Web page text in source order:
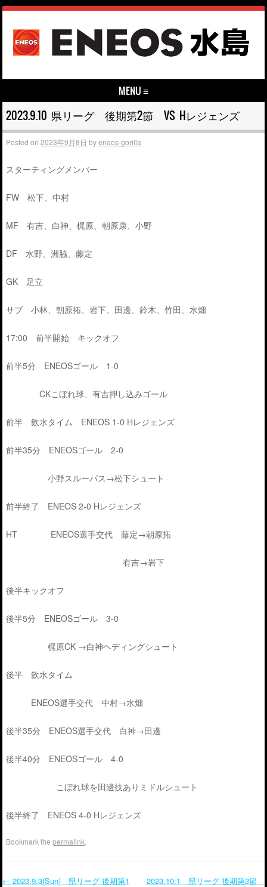
MENU ≡
Skip to content
2023.9.10 県リーグ 後期第2節 VS Hレジェンズ
Posted on2023年9月8日 byeneos-gorilla
スターティングメンバー
FW 松下、中村
MF 有吉、白神、梶原、朝原康、小野
DF 水野、洲脇、藤定
GK 足立
サブ 小林、朝原拓、岩下、田邊、鈴木、竹田、水畑
17:00 前半開始 キックオフ
前半5分 ENEOSゴール 1-0
CKこぼれ球、有吉押し込みゴール
前半 飲水タイム ENEOS 1-0 Hレジェンズ
前半35分 ENEOSゴール 2-0
小野スルーパス→松下シュート
前半終了 ENEOS 2-0 Hレジェンズ
HT ENEOS選手交代 藤定→朝原拓
有吉→岩下
後半キックオフ
後半5分 ENEOSゴール 3-0
梶原CK →白神ヘディングシュート
後半 飲水タイム
ENEOS選手交代 中村→水畑
後半35分 ENEOS選手交代 白神→田邊
後半40分 ENEOSゴール 4-0
こぼれ球を田邊技ありミドルシュート
後半終了 ENEOS 4-0 Hレジェンズ
Bookmark thepermalink
← 2023.9.3(Sun) 県リーグ 後期第1
2023.10.1 県リーグ 後期第3節